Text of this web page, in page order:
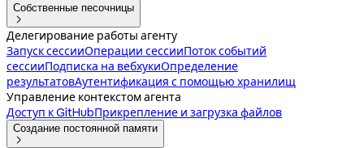
Собственные песочницы

Делегирование работы агенту
Запуск сессииОперации сессииПоток событий
сессииПодписка на вебхукиОпределение
результатовАутентификация с помощью хранилищ
Управление контекстом агента
Доступ к GitHubПрикрепление и загрузка файлов
Создание постоянной памяти
